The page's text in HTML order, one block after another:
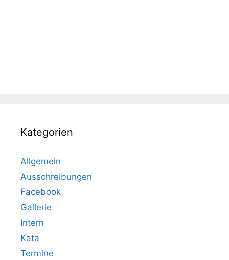
Kategorien
Allgemein
Ausschreibungen
Facebook
Gallerie
Intern
Kata
Termine